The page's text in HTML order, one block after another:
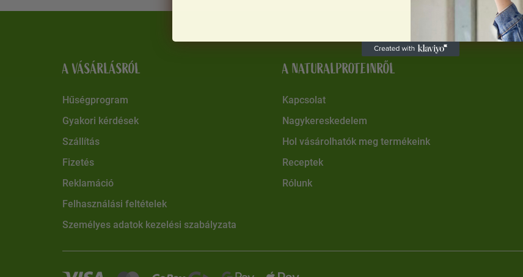
A VÁSÁRLÁSRÓL
Hűségprogram
Gyakori kérdések
Szállítás
Fizetés
Reklamáció
Felhasználási feltételek
Személyes adatok kezelési szabályzata
A NATURALPROTEINRŐL
Kapcsolat
Nagykereskedelem
Hol vásárolhatók meg termékeink
Receptek
Rólunk